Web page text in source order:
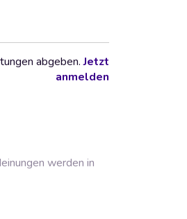
abgeben.Jetzt
anmelden
werden in